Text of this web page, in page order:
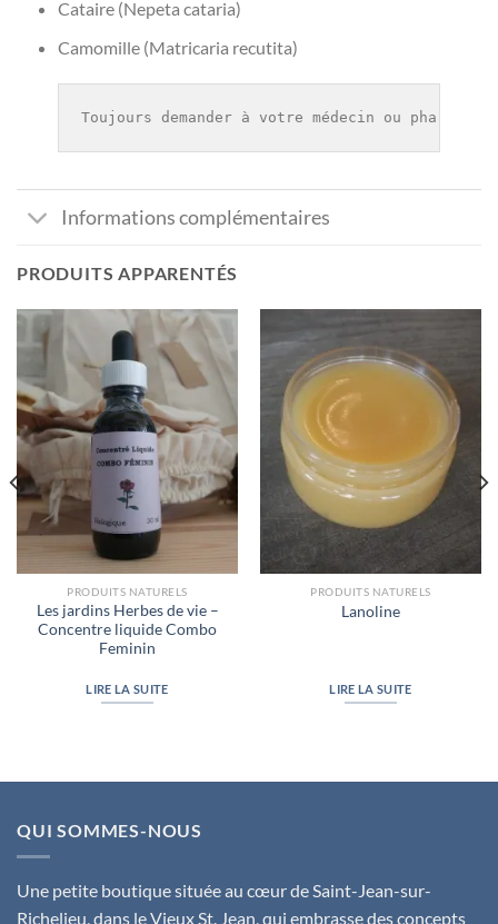
Cataire (Nepeta cataria)
Camomille (Matricaria recutita)
Toujours demander à votre médecin ou
Informations complémentaires
PRODUITS APPARENTÉS
PRODUITS NATURELS
Les jardins Herbes de vie –
Concentre liquide Combo
Feminin
LIRE LA SUITE
PRODUITS NATURELS
Lanoline
LIRE LA SUITE
QUI SOMMES-NOUS
Une petite boutique située au cœur de Saint-Jean-sur-
Richelieu, dans le Vieux St. Jean, qui embrasse des concepts